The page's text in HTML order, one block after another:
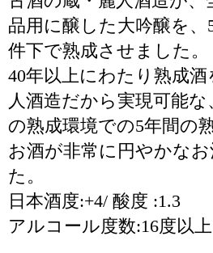
品用に醸した大吟醸を、
件下で熟成させました。
40年以上にわたり熟成
人酒造だから実現可能
の熟成環境での5年間の
お酒が非常に円やかな
た。
日本酒度:+4/ 酸度 :1.3
アルコール度数:16度以